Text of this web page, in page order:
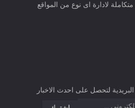
لادارة اى نوع من المواقع
لتحصل على احدث الاخبار